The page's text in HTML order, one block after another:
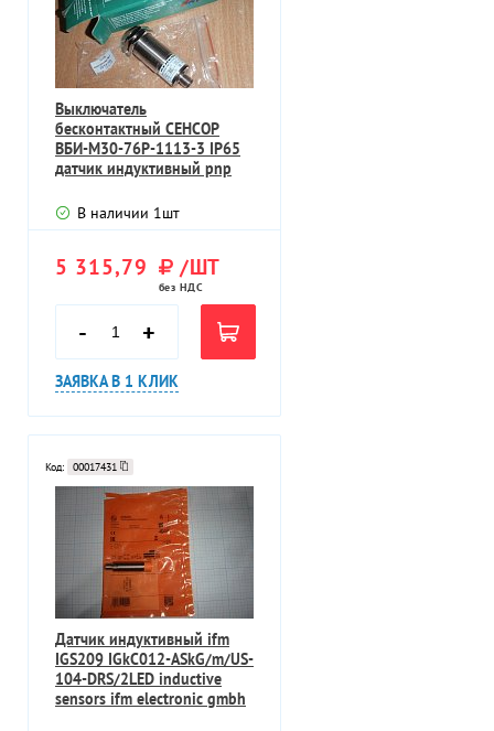
Выключатель
бесконтактный СЕНСОР
ВБИ-М30-76Р-1113-3 IP65
датчик индуктивный pnp
В наличии 1шт
5 315,79 /ШТ
без НДС
- +
ЗАЯВКА В 1 КЛИК
Код: 00017431
Датчик индуктивный ifm
IGS209 IGkC012-ASkG/m/US-
104-DRS/2LED inductive
sensors ifm electronic gmbh